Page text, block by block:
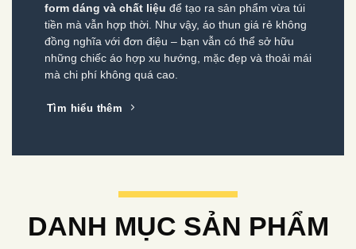
form dáng và chất liệu để tạo ra sản phẩm vừa túi
tiền mà vẫn hợp thời. Như vậy, áo thun giá rẻ không
đồng nghĩa với đơn điệu – bạn vẫn có thể sở hữu
những chiếc áo hợp xu hướng, mặc đẹp và thoải mái
mà chi phí không quá cao.
Tìm hiểu thêm
DANH MỤC SẢN PHẨM